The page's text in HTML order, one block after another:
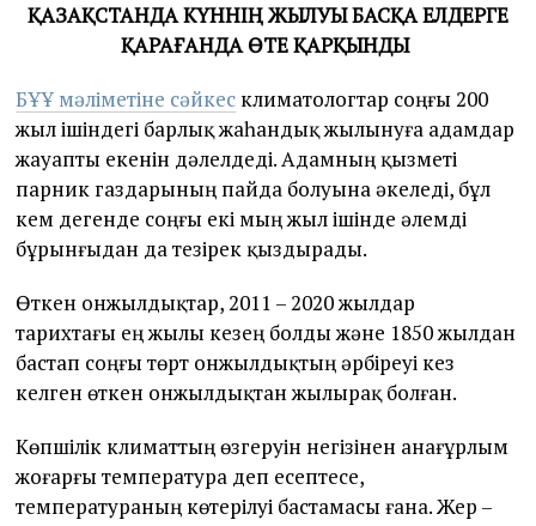
ҚАЗАҚСТАНДА КҮННІҢ ЖЫЛУЫ БАСҚА ЕЛДЕРГЕ
ҚАРАҒАНДА ӨТЕ ҚАРҚЫНДЫ
БҰҰ мәліметіне сәйкес климатологтар соңғы 200
жыл ішіндегі барлық жаһандық жылынуға адамдар
жауапты екенін дәлелдеді. Адамның қызметі
парник газдарының пайда болуына әкеледі, бұл
кем дегенде соңғы екі мың жыл ішінде әлемді
бұрынғыдан да тезірек қыздырады.
Өткен онжылдықтар, 2011 – 2020 жылдар
тарихтағы ең жылы кезең болды және 1850 жылдан
бастап соңғы төрт онжылдықтың әрбіреуі кез
келген өткен онжылдықтан жылырақ болған.
Көпшілік климаттың өзгеруін негізінен анағұрлым
жоғарғы температура деп есептесе,
температураның көтерілуі бастамасы ғана. Жер –